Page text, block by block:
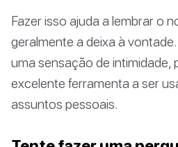
Fazer isso ajuda a lembrar o
geralmente a deixa à
uma sensação de intimidade,
excelente ferramenta a ser
assuntos pessoais.